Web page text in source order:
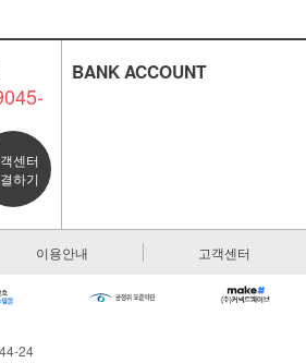
센터
하기
BANK ACCOUNT
이용안내 고객센터
24